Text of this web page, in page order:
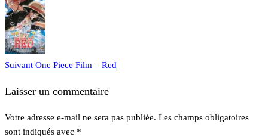
Suivant One Piece Film – Red
Laisser un commentaire
Votre adresse e-mail ne sera pas publiée. Les champs obligatoires
sont indiqués avec *